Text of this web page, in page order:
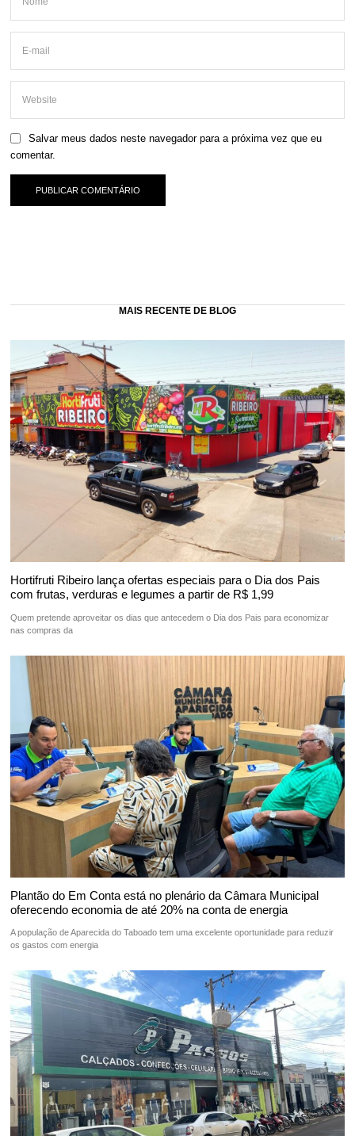
Salvar meus dados neste navegador para a próxima vez que eu
comentar.
MAIS RECENTE DE BLOG
Hortifruti Ribeiro lança ofertas especiais para o Dia dos Pais
com frutas, verduras e legumes a partir de R$ 1,99
Quem pretende aproveitar os dias que antecedem o Dia dos Pais para economizar
nas compras da
Plantão do Em Conta está no plenário da Câmara Municipal
oferecendo economia de até 20% na conta de energia
A população de Aparecida do Taboado tem uma excelente oportunidade para reduzir
os gastos com energia